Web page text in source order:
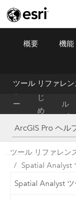
ArcGIS Pro Menu
概要 機能
ツール リファレン
ー
ム
は
じ
め
に
ル
プ
ツール リファレン
Spatial Analyst
Spatial Analyst